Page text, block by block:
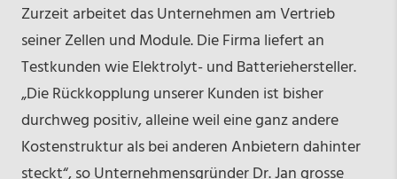
Zurzeit arbeitet das Unternehmen am Vertrieb
seiner Zellen und Module. Die Firma liefert an
Testkunden wie Elektrolyt- und Batteriehersteller.
„Die Rückkopplung unserer Kunden ist bisher
durchweg positiv, alleine weil eine ganz andere
Kostenstruktur als bei anderen Anbietern dahinter